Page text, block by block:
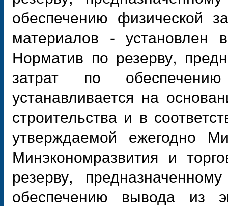
обеспечению физической
материалов -
Норматив по резерву,
затрат по
устанавливается на
строительства и в
утверждаемой ежегодно
Минэкономразвития и
резерву,
обеспечению вывода из